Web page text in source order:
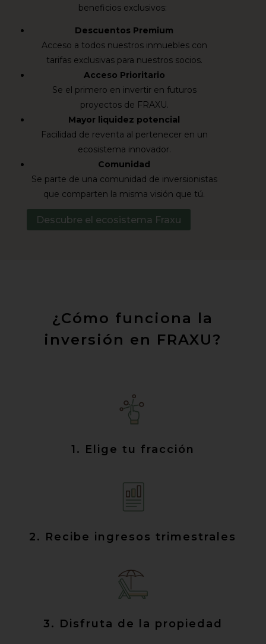
beneficios exclusivos:
Descuentos Premium
Acceso a todos nuestros inmuebles con
tarifas exclusivas para nuestros socios.
Acceso Prioritario
Se el primero en invertir en futuros
proyectos de FRAXU.
Mayor liquidez potencial
Facilidad de reventa al pertenecer en un
ecosistema innovador.
Comunidad
Se parte de una comunidad de inversionistas
que comparten la misma visión que tú.
Descubre el ecosistema Fraxu
¿Cómo funciona la
inversión en FRAXU?
1. Elige tu fracción
2. Recibe ingresos trimestrales
3. Disfruta de la propiedad